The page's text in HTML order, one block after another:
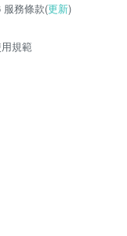
服務條款(更新)
規範